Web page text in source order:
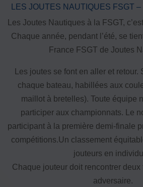
BAFA
Officiel·les
Responsable associatif.ve
Formateur.trice.s
ORGANISME DE FORMATION
Certificat de qualification
Certificat de qualification
TSARE
INTERNATIONAL
Échanges internationaux
Coopération et solidarité
Vivicittà
LES JOUTES NAUTIQUES FSGT –
Les Joutes Nautiques à la FSGT,
Chaque année, pendant l’été, se
France FSGT de Joutes
Les joutes se font en aller et
chaque bateau, habillées aux
maillot à bretelles). Toute équipe
participer aux championnats. Le
participant à la première demi-finale
compétitions.Un classement
jouteurs en
Chaque jouteur doit rencontrer
adversaire.